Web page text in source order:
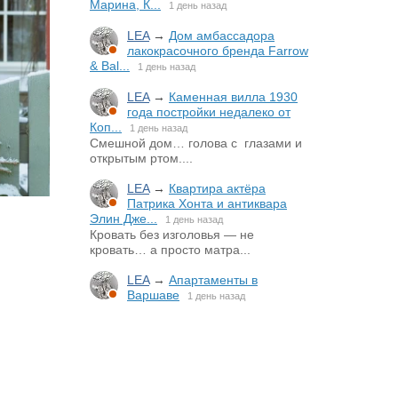
Марина, К... 1 день назад
LEA→ Дом амбассадора
лакокрасочного бренда Farrow
& Bal...
1 день назад
LEA→ Каменная вилла 1930
года постройки недалеко от
Коп...
1 день назад
Смешной дом… голова с глазами и
открытым ртом....
LEA→ Квартира актёра
Патрика Хонта и антиквара
Элин Дже...
1 день назад
Кровать без изголовья — не
кровать… а просто матра...
LEA→ Апартаменты в
Варшаве
1 день назад